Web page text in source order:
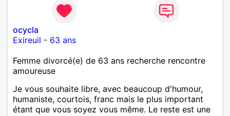
ocycla
Exireuil - 63 ans
Femme divorcé(e) de 63 ans recherche rencontre
amoureuse
Je vous souhaite libre, avec beaucoup d'humour,
humaniste, courtois, franc mais le plus important
étant que vous soyez vous même. Le reste est une